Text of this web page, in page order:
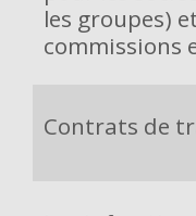
les groupes)
commissions
Contrats de